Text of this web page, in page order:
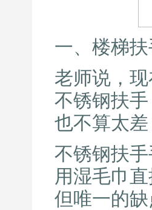
一、楼梯
老师说，
不锈钢扶
也不算太
不锈钢扶
用湿毛巾
但唯一的